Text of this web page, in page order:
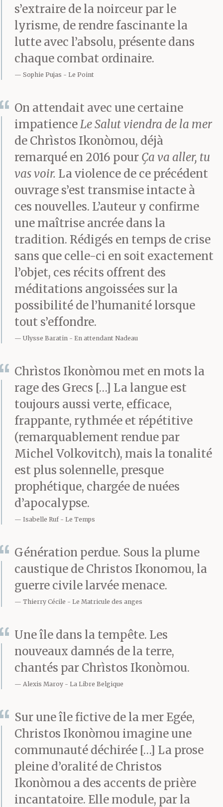
s’extraire de la noirceur par le
lyrisme, de rendre fascinante la
lutte avec l’absolu, présente dans
chaque combat ordinaire.
Sophie Pujas Le Point
On attendait avec une certaine
impatienceLe Salut viendra de la mer
de Chrìstos Ikonòmou, déjà
remarqué en 2016 pour Ça va aller, tu
vas voir. La violence de ce précédent
ouvrage s’est transmise intacte à
ces nouvelles. L’auteur y confirme
une maîtrise ancrée dans la
tradition. Rédigés en temps de crise
sans que celle-ci en soit exactement
l’objet, ces récits offrent des
méditations angoissées sur la
possibilité de l’humanité lorsque
tout s’effondre.
Ulysse Baratin En attendant Nadeau
Chrìstos Ikonòmou met en mots la
rage des Grecs […] La langue est
toujours aussi verte, efficace,
frappante, rythmée et répétitive
(remarquablement rendue par
Michel Volkovitch), mais la tonalité
est plus solennelle, presque
prophétique, chargée de nuées
d’apocalypse.
Isabelle Ruf Le Temps
Génération perdue. Sous la plume
caustique de Christos Ikonomou, la
guerre civile larvée menace.
Thierry Cécile Le Matricule des anges
Une île dans la tempête. Les
nouveaux damnés de la terre,
chantés par Chrìstos Ikonòmou.
Alexis Maroy La Libre Belgique
Sur une île fictive de la mer Egée,
Christos Ikonòmou imagine une
communauté déchirée […] La prose
pleine d’oralité de Christos
Ikonòmou a des accents de prière
incantatoire. Elle module, par la